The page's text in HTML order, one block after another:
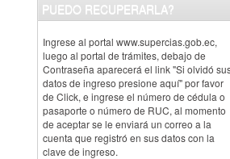
PUEDO RECUPERARLA?
Ingrese al portal www.supercias.gob.ec,
luego al portal de trámites, debajo de
Contraseña aparecerá el link "Si olvidó
datos de ingreso presione aquí" por favor
de Click, e ingrese el número de cédula o
pasaporte o número de RUC, al momento
de aceptar se le enviará un correo a la
cuenta que registró en sus datos con la
clave de ingreso.